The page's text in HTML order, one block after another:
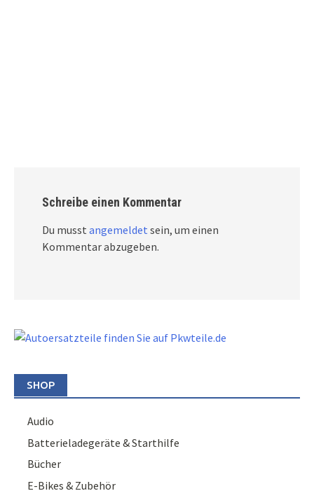
Schreibe einen Kommentar
Du musst angemeldet sein, um einen
Kommentar abzugeben.
SHOP
Audio
Batterieladegeräte & Starthilfe
Bücher
E-Bikes & Zubehör